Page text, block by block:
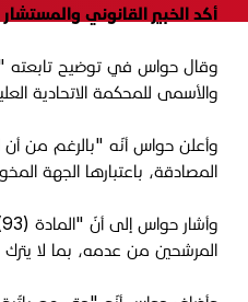
أكد الخبير القانوني
وقال حواس في توضيح تابعته
والأسمى للمحكمة الاتحادية
وأعلن حواس أنّه "بالرغم من أن
المصادقة، باعتبارها الجهة
المرشحين من عدمه، بما لا